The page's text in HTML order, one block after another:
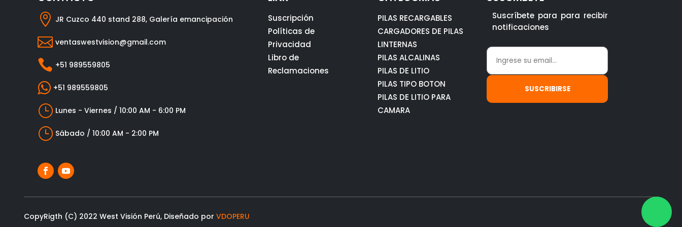
 JR Cuzco 440 stand 288, Galería emancipación
 ventaswestvision@gmail.com
 +51 989559805
 +51 989559805
} Lunes - Viernes / 10:00 AM - 6:00 PM
} Sábado / 10:00 AM - 2:00 PM
Suscripción
Políticas de
Privacidad
Libro de
Reclamaciones
PILAS RECARGABLES
CARGADORES DE PILAS
LINTERNAS
PILAS ALCALINAS
PILAS DE LITIO
PILAS TIPO BOTON
PILAS DE LITIO PARA
CAMARA
Suscríbete para para recibir
notificaciones
CopyRigth (C) 2022 West Visión Perú, Diseñado porVDOPERU